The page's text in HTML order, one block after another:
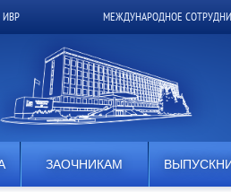
ИВР МЕЖДУНАРОДНОЕ
ЗАОЧНИКАМ